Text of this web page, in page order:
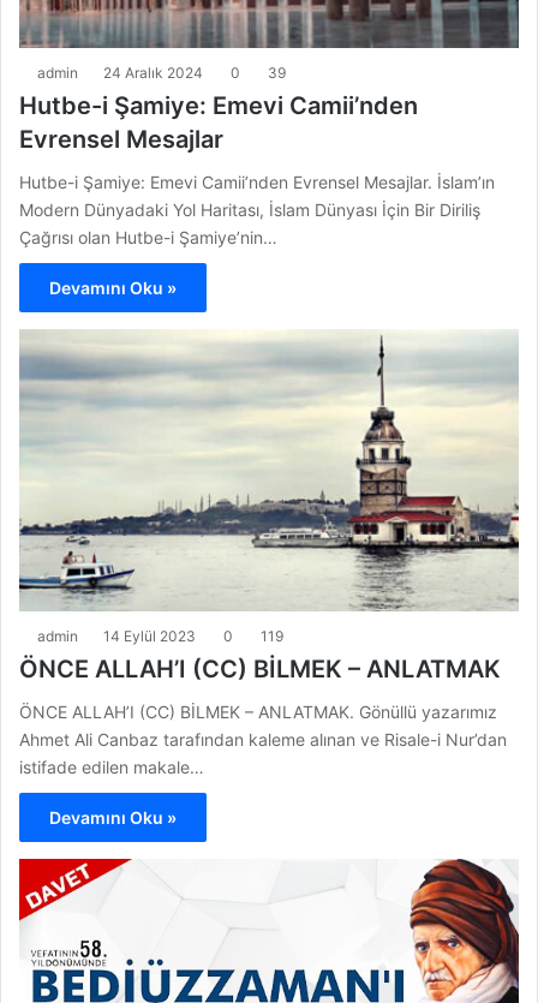
admin 24 Aralık 2024 0 39
Hutbe-i Şamiye: Emevi Camii’nden
Evrensel Mesajlar
Hutbe-i Şamiye: Emevi Camii’nden Evrensel Mesajlar. İslam’ın
Modern Dünyadaki Yol Haritası, İslam Dünyası İçin Bir Diriliş
Çağrısı olan Hutbe-i Şamiye’nin…
Devamını Oku »
admin 14 Eylül 2023 0 119
ÖNCE ALLAH’I (CC) BİLMEK – ANLATMAK
ÖNCE ALLAH’I (CC) BİLMEK – ANLATMAK. Gönüllü yazarımız
Ahmet Ali Canbaz tarafından kaleme alınan ve Risale-i Nur’dan
istifade edilen makale…
Devamını Oku »